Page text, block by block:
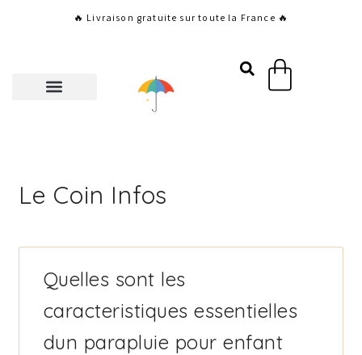
🔥 Livraison gratuite sur toute la France 🔥
Panier
Le Coin Infos
Quelles sont les
caracteristiques essentielles
dun parapluie pour enfant